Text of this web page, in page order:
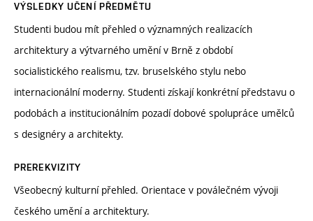
VÝSLEDKY UČENÍ PŘEDMĚTU
Studenti budou mít přehled o významných realizacích
architektury a výtvarného umění v Brně z období
socialistického realismu, tzv. bruselského stylu nebo
internacionální moderny. Studenti získají konkrétní představu o
podobách a institucionálním pozadí dobové spolupráce umělců
s designéry a architekty.
PREREKVIZITY
Všeobecný kulturní přehled. Orientace v poválečném vývoji
českého umění a architektury.